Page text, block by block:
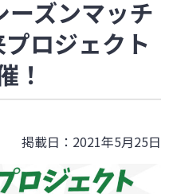
ーズンマッチ
ロジェクト
！
掲載日：2021年5月25日